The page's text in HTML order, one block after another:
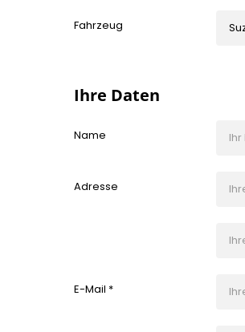
Fahrzeug
Ihre Daten
Name
Adresse
E-Mail *